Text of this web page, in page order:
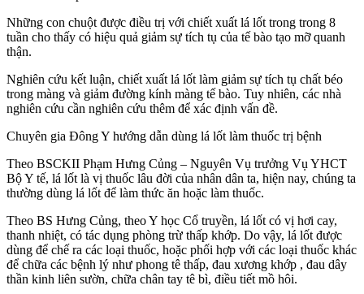
Những con chuột được điều trị với chiết xuất lá lốt trong trong 8
tuần cho thấy có hiệu quả giảm sự tích tụ của tế bào tạo mỡ quanh
thận.
Nghiên cứu kết luận, chiết xuất lá lốt làm giảm sự tích tụ chất béo
trong màng và giảm đường kính màng tế bào. Tuy nhiên, các nhà
nghiên cứu cần nghiên cứu thêm để xác định vấn đề.
Chuyên gia Đông Y hướng dẫn dùng lá lốt làm thuốc trị bệnh
Theo BSCKII Phạm Hưng Củng – Nguyên Vụ trưởng Vụ YHCT
Bộ Y tế, lá lốt là vị thuốc lâu đời của nhân dân ta, hiện nay, chúng ta
thường dùng lá lốt để làm thức ăn hoặc làm thuốc.
Theo BS Hưng Củng, theo Y học Cổ truyền, lá lốt có vị hơi cay,
thanh nhiệt, có tác dụng phòng trừ thấp khớp. Do vậy, lá lốt được
dùng để chế ra các loại thuốc, hoặc phối hợp với các loại thuốc khác
để chữa các bệnh lý như phong tê thấp, đau xương khớp , đau dây
thần kinh liên sườn, chữa chân tay tê bì, điều tiết mồ hôi.